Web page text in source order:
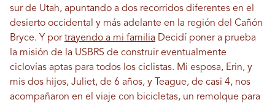
sur de Utah, apuntando a dos recorridos diferentes en el
desierto occidental y más adelante en la región del Cañón
Bryce. Y portrayendo a mi familia Decidí poner a prueba
la misión de la USBRS de construir eventualmente
ciclovías aptas para todos los ciclistas. Mi esposa, Erin, y
mis dos hijos, Juliet, de 6 años, y Teague, de casi 4, nos
acompañaron en el viaje con bicicletas, un remolque para